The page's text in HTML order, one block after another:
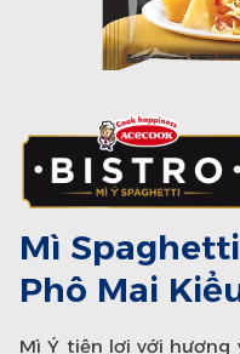
Mì
Phô Mai
Mì Ý tiện lợi với hương
Mì
Bằm Kiểu Ý
Mì Ý tiện lợi với hương